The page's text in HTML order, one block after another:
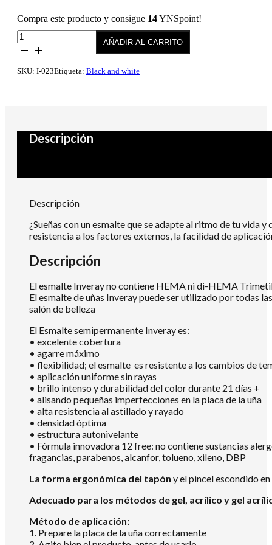
Compra este producto y consigue 14YNSpoint!
Esmalte
semipermanente
Romance
AÑADIR AL CARRITO
SKU: I-023Etiqueta: Black and white
Descripción
Descripción
¿Sueñas con un esmalte que se adapte al ritmo de tu vida
resistencia a los factores externos, la facilidad de
Descripción
El esmalte Inveray no contiene HEMA ni di-HEMA
El esmalte de uñas Inveray puede ser utilizado por todas
salón de belleza
El Esmalte semipermanente Inveray es:
• excelente cobertura
• agarre máximo
• flexibilidad; el esmalte es resistente a los cambios de
• aplicación uniforme sin rayas
• brillo intenso y durabilidad del color durante 21 días +
• alisando pequeñas imperfecciones en la placa de la uña
• alta resistencia al astillado y rayado
• densidad óptima
• estructura autonivelante
• Fórmula innovadora 12 free: no contiene sustancias
fragancias, parabenos, alcanfor, tolueno, xileno, DBP
La forma ergonómica del tapón y el pincel escondido
Adecuado para los métodos de gel, acrílico y gel
Método de aplicación:
1. Prepare la placa de la uña correctamente